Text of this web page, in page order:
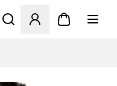
Odpre Modal za prijavo ali